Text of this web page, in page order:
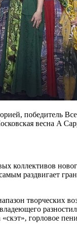
победитель
весна A
раздвигает
творческих
горловое